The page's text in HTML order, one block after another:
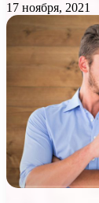
17 ноября, 2021